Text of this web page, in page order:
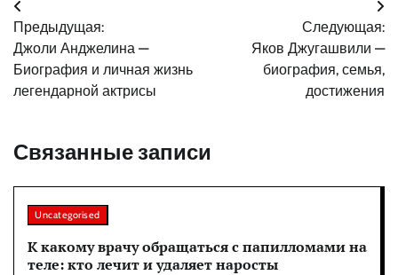
Навигация
по
записям
Предыдущая:
Джоли Анджелина —
Биография и личная жизнь
легендарной актрисы
Следующая:
Яков Джугашвили —
биография, семья,
достижения
Связанные записи
Uncategorised
К какому врачу обращаться с папилломами на
теле: кто лечит и удаляет наросты